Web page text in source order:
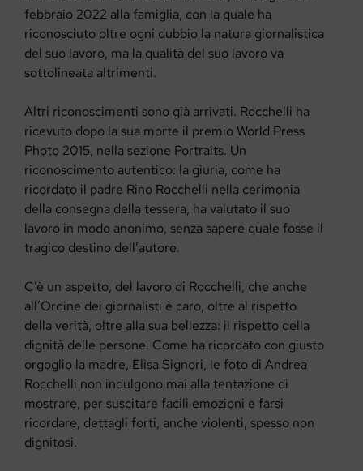
febbraio 2022 alla famiglia, con la quale ha
riconosciuto oltre ogni dubbio la natura giornalistica
del suo lavoro, ma la qualità del suo lavoro va
sottolineata altrimenti.
Altri riconoscimenti sono già arrivati. Rocchelli ha
ricevuto dopo la sua morte il premio World Press
Photo 2015, nella sezione Portraits. Un
riconoscimento autentico: la giuria, come ha
ricordato il padre Rino Rocchelli nella cerimonia
della consegna della tessera, ha valutato il suo
lavoro in modo anonimo, senza sapere quale fosse il
tragico destino dell’autore.
C’è un aspetto, del lavoro di Rocchelli, che anche
all’Ordine dei giornalisti è caro, oltre al rispetto
della verità, oltre alla sua bellezza: il rispetto della
dignità delle persone. Come ha ricordato con giusto
orgoglio la madre, Elisa Signori, le foto di Andrea
Rocchelli non indulgono mai alla tentazione di
mostrare, per suscitare facili emozioni e farsi
ricordare, dettagli forti, anche violenti, spesso non
dignitosi.